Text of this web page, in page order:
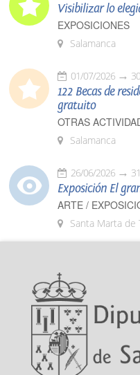
Visibilizar lo
EXPOSICIONES
Salamanca
01/07/2026
122 Becas de
gratuito
OTRAS
Salamanca
26/06/2026
Exposición El
ARTE /
Santa Marta de